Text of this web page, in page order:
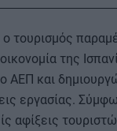
ο τουρισμός
της
ΑΕΠ και
εργασίας.
αφίξεις